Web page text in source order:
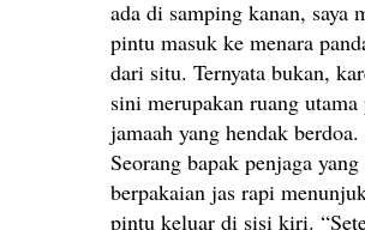
ada di samping kanan, saya
pintu masuk ke menara
dari situ. Ternyata bukan,
sini merupakan ruang utama
jamaah yang hendak berdoa.
Seorang bapak penjaga yang
berpakaian jas rapi
pintu keluar di sisi kiri.